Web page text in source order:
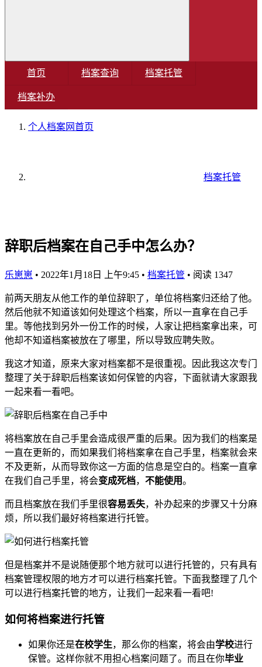
首页 档案查询 档案托管
档案补办
个人档案网首页
档案托管
辞职后档案在自己手中怎么办？
乐崽崽 • 2022年1月18日 上午9:45 • 档案托管 • 阅读 1347
前两天朋友从他工作的单位辞职了，单位将档案归还给了他。
然后他就不知道该如何处理这个档案，所以一直拿在自己手
里。等他找到另外一份工作的时候，人家让把档案拿出来，可
他却不知道档案被放在了哪里，所以导致应聘失败。
我这才知道，原来大家对档案都不是很重视。因此我这次专门
整理了关于辞职后档案该如何保管的内容，下面就请大家跟我
一起来看一看吧。
将档案放在自己手里会造成很严重的后果。因为我们的档案是
一直在更新的，而如果我们将档案拿在自己手里，档案就会来
不及更新，从而导致你这一方面的信息是空白的。档案一直拿
在我们自己手里，将会变成死档， 不能使用。
而且档案放在我们手里很容易丢失，补办起来的步骤又十分麻
烦，所以我们最好将档案进行托管。
但是档案并不是说随便那个地方就可以进行托管的，只有具有
档案管理权限的地方才可以进行档案托管。下面我整理了几个
可以进行档案托管的地方，让我们一起来看一看吧!
如何将档案进行托管
如果你还是在校学生，那么你的档案，将会由学校进行
保管。这样你就不用担心档案问题了。而且在你毕业